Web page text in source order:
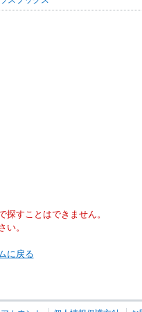
探すことはできません。
い。
に戻る